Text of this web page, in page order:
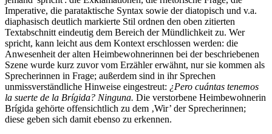
Imperative, die parataktische Syntax sowie der diatopisch und v.a.
diaphasisch deutlich markierte Stil ordnen den oben zitierten
Textabschnitt eindeutig dem Bereich der Mündlichkeit zu. Wer
spricht, kann leicht aus dem Kontext erschlossen werden: die
Anwesenheit der alten Heimbewohnerinnen bei der beschriebenen
Szene wurde kurz zuvor vom Erzähler erwähnt, nur sie kommen als
Sprecherinnen in Frage; außerdem sind in ihr Sprechen
unmissverständliche Hinweise eingestreut: ¿Pero cuántas tenemos
la suerte de la Brígida? Ninguna. Die verstorbene Heimbewohnerin
Brígida gehörte offensichtlich zu dem ‚Wir’ der Sprecherinnen;
diese geben sich damit ebenso zu erkennen.